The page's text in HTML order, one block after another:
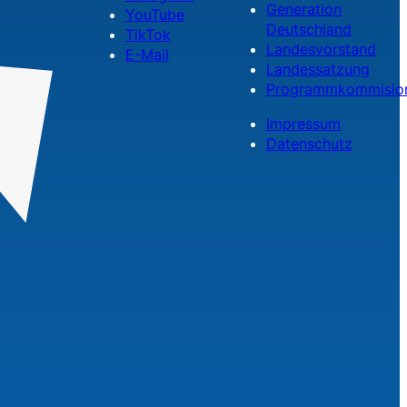
YouTube
TikTok
E-Mail
Generation
Deutschland
Landesvorstand
Landessatzung
Impressum
Datenschutz